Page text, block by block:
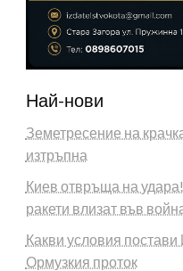
Най-нови
Земетресение на
изтръпна
Киев отвръща на
ракети влизат във
Какви условия
Ормузкия проток